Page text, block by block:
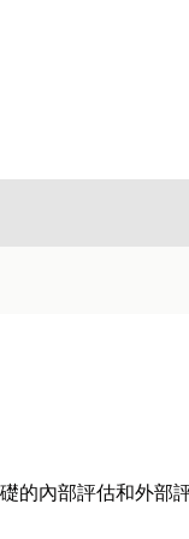
的內部評估和外部